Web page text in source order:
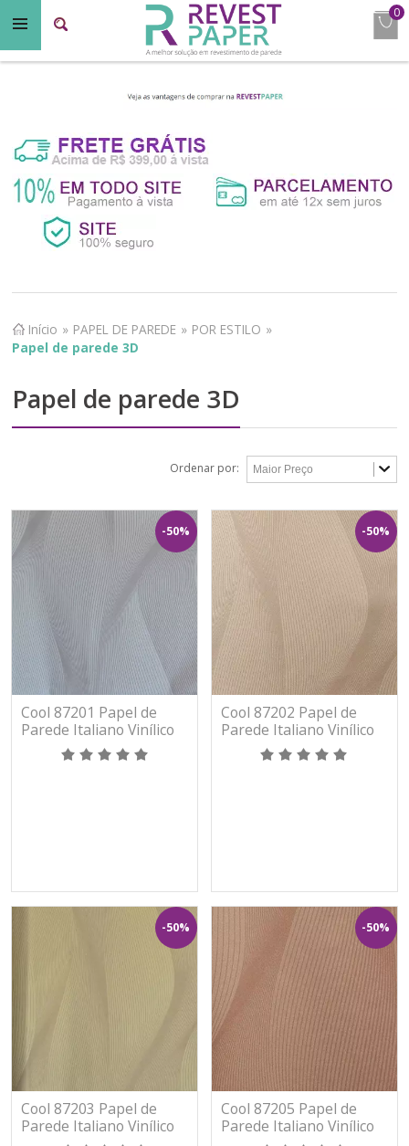
0
Início » PAPEL DE PAREDE » POR ESTILO »
Papel de parede 3D
Papel de parede 3D
Ordenar por:
-50%
Cool 87201 Papel de
Parede Italiano Vinílico
Lavável
-50%
Cool 87202 Papel de
Parede Italiano Vinílico
Lavável
-50%
Cool 87203 Papel de
Parede Italiano Vinílico
-50%
Cool 87205 Papel de
Parede Italiano Vinílico